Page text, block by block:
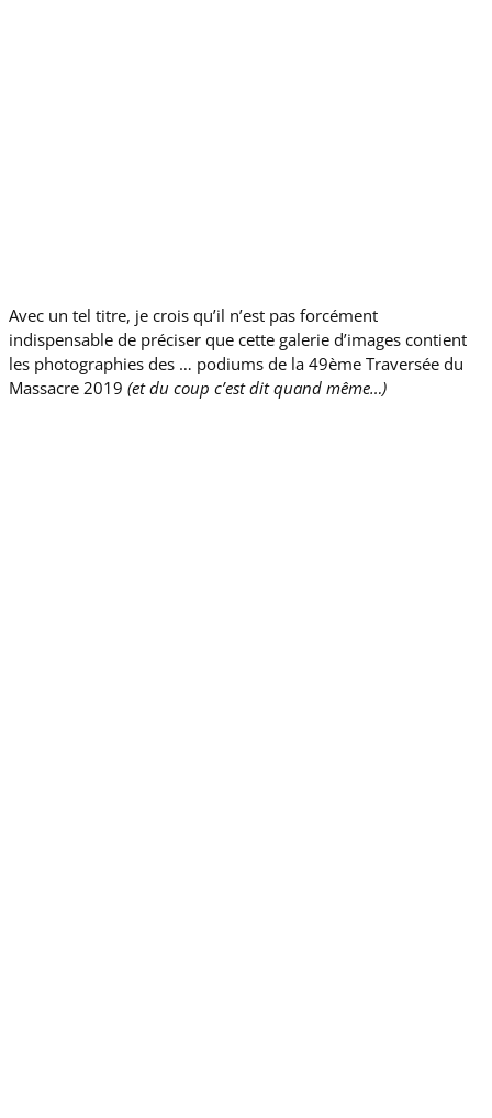
Avec un tel titre, je crois qu’il n’est pas forcément
indispensable de préciser que cette galerie d’images contient
les photographies des … podiums de la 49ème Traversée du
Massacre 2019 (et du coup c’est dit quand même…)